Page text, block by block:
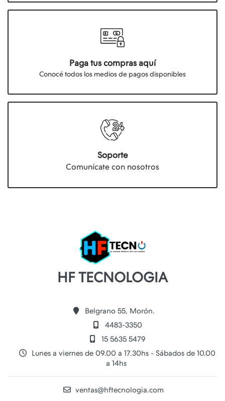
Paga tus compras aquí
Conocé todos los medios de pagos disponibles
Soporte
Comunícate con nosotros
HF TECNOLOGIA
Belgrano 55, Morón.
4483-3350
15 5635 5479
Lunes a viernes de 09.00 a 17.30hs - Sábados de 10.00
a 14hs
ventas@hftecnologia.com